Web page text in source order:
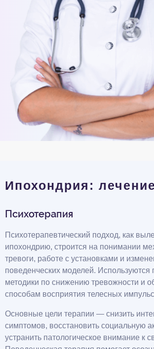
Ипохондрия: лечение
Психотерапия
Психотерапевтический подход, как
ипохондрию, строится на понимании
тревоги, работе с установками и
поведенческих моделей.
методики по снижению тревожности и
способам восприятия телесных
Основные цели терапии — снизить
симптомов, восстановить социальную
устранить патологическое внимание к